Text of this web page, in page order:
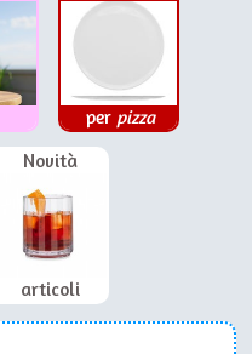
per pizza
Novità
articoli